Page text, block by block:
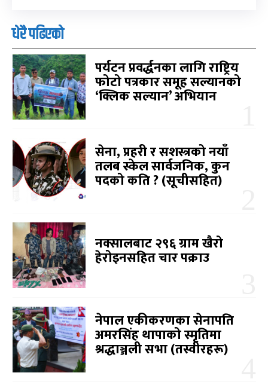
धेरै पढिएको
पर्यटन प्रवर्द्धनका लागि राष्ट्रिय
फोटो पत्रकार समूह सल्यानको
‘क्लिक सल्यान’ अभियान
सेना, प्रहरी र सशस्त्रको नयाँ
तलब स्केल सार्वजनिक, कुन
पदको कति ? (सूचीसहित)
नक्सालबाट २९६ ग्राम खैरो
हेरोइनसहित चार पक्राउ
नेपाल एकीकरणका सेनापति
अमरसिंह थापाको स्मृतिमा
श्रद्धाञ्जली सभा (तस्वीरहरू)